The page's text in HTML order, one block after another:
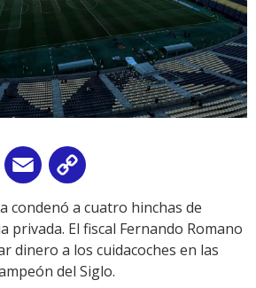
WhatsApp
Email
Link
condenó a cuatro hinchas de
privada. El fiscal Fernando Romano
dinero a los cuidacoches en las
del Siglo.